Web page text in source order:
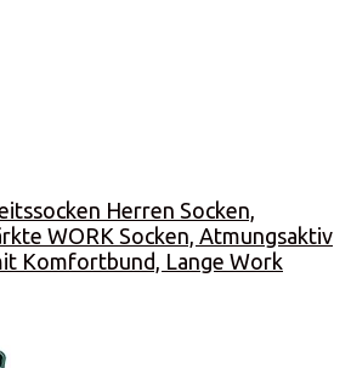
Herren Socken,
WORK Socken, Atmungsaktiv
Komfortbund, Lange Work